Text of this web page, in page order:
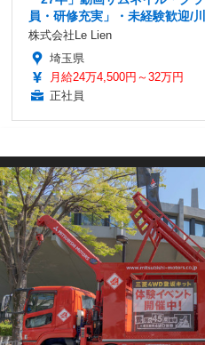
員・研修充実」・未経験歓迎/
株式会社Le Lien
埼玉県
月給24万4,500円～32万円
正社員